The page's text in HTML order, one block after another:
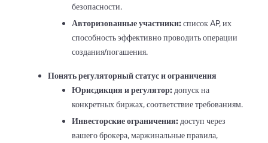
безопасности.
Авторизованные участники:список AP, их
способность эффективно проводить операции
создания/погашения.
Понять регуляторный статус и ограничения
Юрисдикция и регулятор:допуск на
конкретных биржах, соответствие требованиям.
Инвесторские ограничения:доступ через
вашего брокера, маржинальные правила,